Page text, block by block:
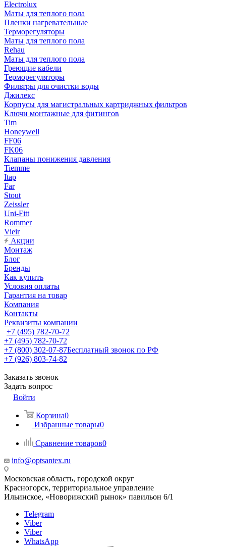
Electrolux
Маты для теплого пола
Пленки нагревательные
Терморегуляторы
Маты для теплого пола
Rehau
Маты для теплого пола
Греющие кабели
Терморегуляторы
Фильтры для очистки воды
Джилекс
Корпусы для магистральных картриджных фильтров
Ключи монтажные для фитингов
Tim
Honeywell
FF06
FK06
Клапаны понижения давления
Tiemme
Itap
Far
Stout
Zeissler
Uni-Fitt
Rommer
Vieir
Акции
Монтаж
Блог
Бренды
Как купить
Условия оплаты
Гарантия на товар
Компания
Контакты
Реквизиты компании
+7 (495) 782-70-72
+7 (495) 782-70-72
+7 (800) 302-07-87Бесплатный звонок по РФ
+7 (926) 803-74-82
Заказать звонок
Задать вопрос
Войти
Корзина0
Избранные товары0
Сравнение товаров0
info@optsantex.ru
Московская область, городской округ
Красногорск, территориальное управление
Ильинское, «Новорижский рынок» павильон 6/1
Telegram
Viber
Viber
WhatsApp